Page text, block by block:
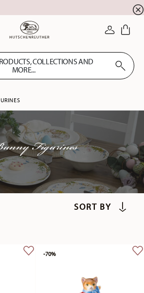
LOGIN
COLLECTIONS AND
MORE...
Figurines
-70%